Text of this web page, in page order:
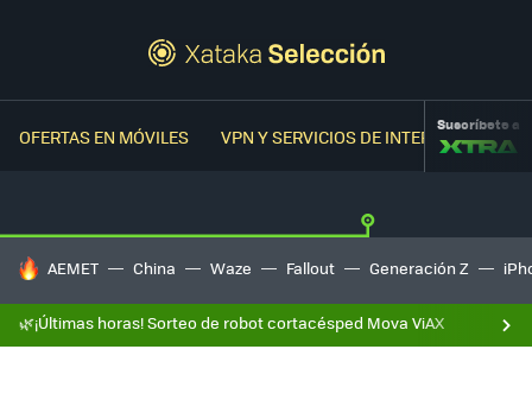
OFERTAS EN MÓVILES VPN Y SERVICIOS DE INTERNETSuscríbete a
HOY SE HABLA DE
AEMET China Waze Fallout Generación Z
🌿¡Últimas horas! Sorteo de robot cortacésped Mova ViAX